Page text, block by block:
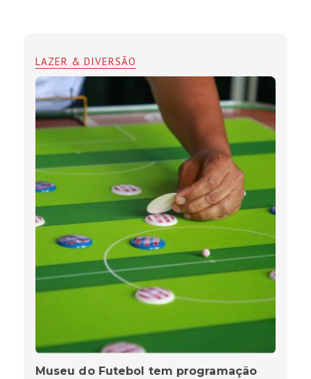
LAZER & DIVERSÃO
Museu do Futebol tem programação